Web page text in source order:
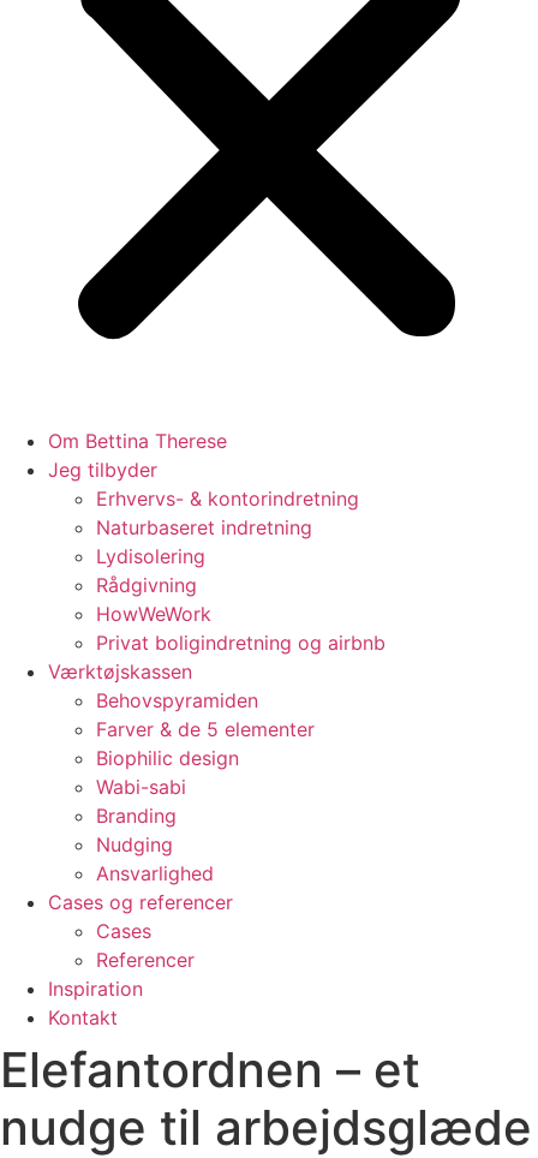
Om Bettina Therese
Jeg tilbyder
Erhvervs- & kontorindretning
Naturbaseret indretning
Lydisolering
Rådgivning
HowWeWork
Privat boligindretning og airbnb
Værktøjskassen
Behovspyramiden
Farver & de 5 elementer
Biophilic design
Wabi-sabi
Branding
Nudging
Ansvarlighed
Cases og referencer
Cases
Referencer
Inspiration
Kontakt
Elefantordnen – et
nudge til arbejdsglæde